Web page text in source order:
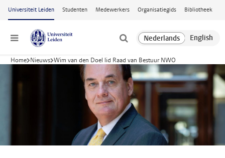
Ga naar hoofdinhoud
Universiteit Leiden Studenten Medewerkers Organisatiegids Bibliotheek
Menu
Home Nieuws Wim van den Doel lid Raad van Bestuur NWO